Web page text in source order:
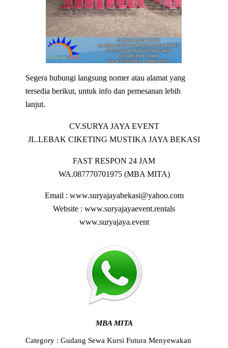
Segera hubungi langsung nomer atau alamat yang
tersedia berikut, untuk info dan pemesanan lebih
lanjut.
CV.SURYA JAYA EVENT
JL.LEBAK CIKETING MUSTIKA JAYA BEKASI
FAST RESPON 24 JAM
WA.087770701975 (MBA MITA)
Email : www.suryajayabekasi@yahoo.com
Website : www.suryajayaevent.rentals
www.suryajaya.event
MBA MITA
Category : Gudang Sewa Kursi FuturaMenyewakan